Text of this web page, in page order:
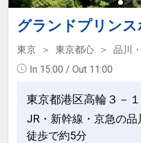
グランドプリン
東京 東京都心 品川
In 15:00 / Out 11:00
東京都港区高輪３－
JR・新幹線・京急の
徒歩で約5分